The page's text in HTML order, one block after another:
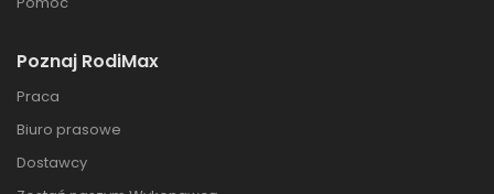
Poznaj RodiMax
Praca
Biuro prasowe
Dostawcy